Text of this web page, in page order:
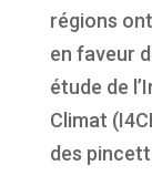
régions
en faveur
étude de
Climat
des